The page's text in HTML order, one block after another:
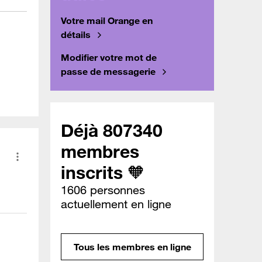
Votre mail Orange en
détails
Modifier votre mot de
passe de messagerie
Déjà 807340
membres
inscrits 🧡
1606 personnes
actuellement en ligne
Tous les membres en ligne